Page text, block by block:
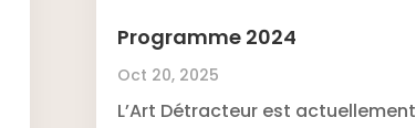
Programme 2024
Oct 20, 2025
L’Art Détracteur est actuellement